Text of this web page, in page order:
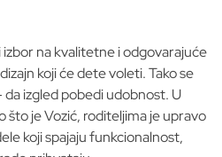
na kvalitetne i odgovarajuće
koji će dete voleti. Tako se
da izgled pobedi udobnost. U
što je Vozić, roditeljima je upravo
koji spajaju funkcionalnost,